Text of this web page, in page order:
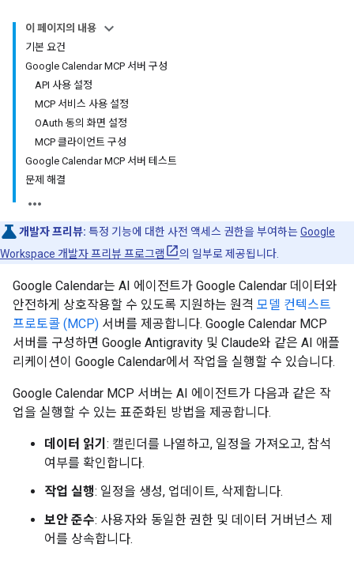
이 페이지의 내용
기본 요건
Google Calendar MCP 서버 구성
API 사용 설정
MCP 서비스 사용 설정
OAuth 동의 화면 설정
MCP 클라이언트 구성
Google Calendar MCP 서버 테스트
문제 해결
개발자 프리뷰: 특정 기능에 대한 사전 액세스 권한을 부여하는Google
Workspace 개발자 프리뷰 프로그램
의 일부로 제공됩니다.
Google Calendar는 AI 에이전트가 Google Calendar 데이터와
안전하게 상호작용할 수 있도록 지원하는 원격 모델 컨텍스트
프로토콜 (MCP) 서버를 제공합니다. Google Calendar MCP
서버를 구성하면 Google Antigravity 및 Claude와 같은 AI 애플
리케이션이 Google Calendar에서 작업을 실행할 수 있습니다.
Google Calendar MCP 서버는 AI 에이전트가 다음과 같은 작
업을 실행할 수 있는 표준화된 방법을 제공합니다.
데이터 읽기 : 캘린더를 나열하고, 일정을 가져오고, 참석
여부를 확인합니다.
작업 실행: 일정을 생성, 업데이트, 삭제합니다.
보안 준수: 사용자와 동일한 권한 및 데이터 거버넌스 제
어를 상속합니다.